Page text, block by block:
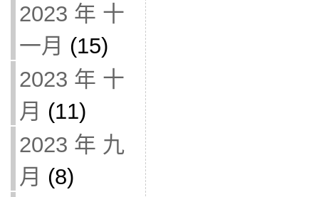
2023 年 十
一月 (15)
2023 年 十
月 (11)
2023 年 九
月 (8)